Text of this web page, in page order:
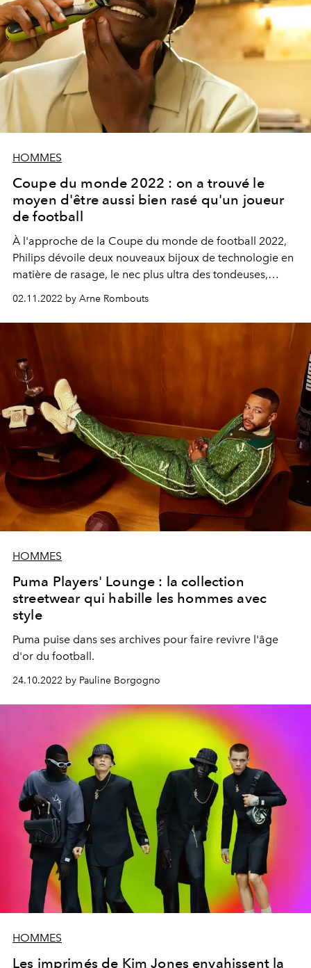
HOMMES
Coupe du monde 2022 : on a trouvé le
moyen d'être aussi bien rasé qu'un joueur
de football
À l'approche de la Coupe du monde de football 2022,
Philips dévoile deux nouveaux bijoux de technologie en
matière de rasage, le nec plus ultra des tondeuses,
garantie d'un style aussi désirable qu'un joueur de
02.11.2022 by Arne Rombouts
HOMMES
Puma Players' Lounge : la collection
streetwear qui habille les hommes avec
style
Puma puise dans ses archives pour faire revivre l'âge
d'or du football.
24.10.2022 by Pauline Borgogno
HOMMES
Les imprimés de Kim Jones envahissent la